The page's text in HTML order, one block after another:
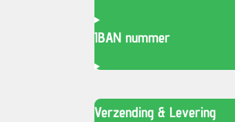
IBAN nummer
Verzending & Levering